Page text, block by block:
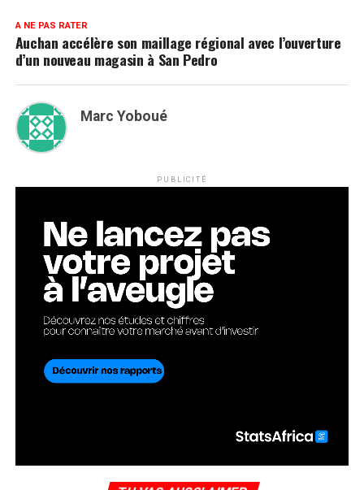
A NE PAS RATER
Auchan accélère son maillage régional avec l’ouverture
d’un nouveau magasin à San Pedro
Marc Yoboué
PUBLICITÉ